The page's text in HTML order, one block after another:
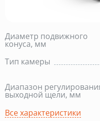
Диаметр подвижного
конуса, мм
Тип камеры
Диапазон
выходной щели, мм
Все характеристики